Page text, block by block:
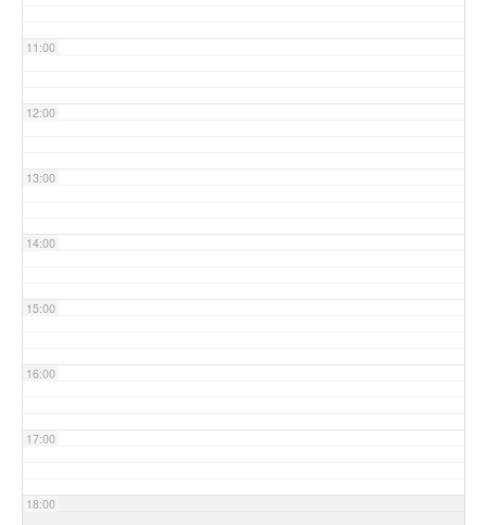
11:00
12:00
13:00
14:00
15:00
16:00
17:00
18:00